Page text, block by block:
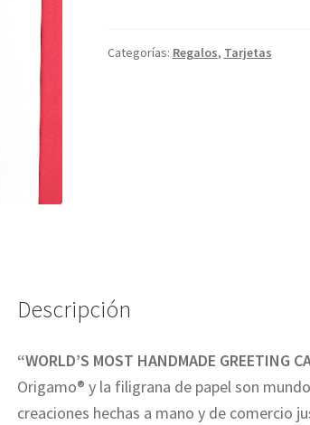
Categorías: Regalos, Tarjetas
Descripción
“WORLD’S MOST HANDMADE GREETING
Origamo® y la filigrana de papel son
creaciones hechas a mano y de comercio